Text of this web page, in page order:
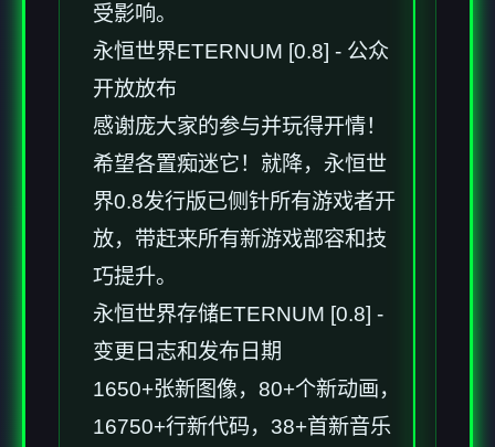
受影响。
永恒世界ETERNUM [0.8] - 公众
开放放布
感谢庞大家的参与并玩得开情！
希望各置痴迷它！就降，永恒世
界0.8发行版已侧针所有游戏者开
放，带赶来所有新游戏部容和技
巧提升。
永恒世界存储ETERNUM [0.8] -
变更日志和发布日期
1650+张新图像，80+个新动画，
16750+行新代码，38+首新音乐